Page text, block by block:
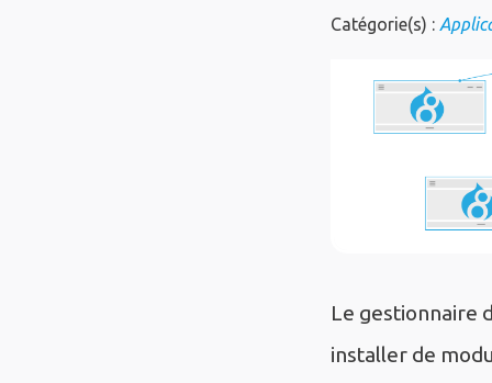
Catégorie(s) :
Le gestionnaire
installer de